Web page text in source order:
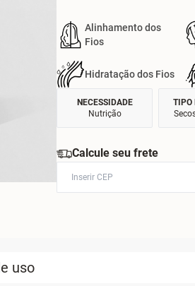
Alinhamento dos
Fios
Hidratação dos Fios
NECESSIDADE
Nutrição
TIPO
Calcule seu frete
uso